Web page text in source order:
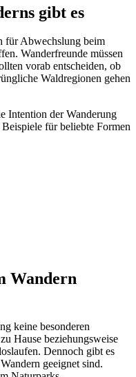
gibt es
für Abwechslung beim
Wanderfreunde müssen
vorab entscheiden, ob
Waldregionen gehen
Intention der Wanderung
für beliebte Formen
Wandern
keine besonderen
Hause beziehungsweise
Dennoch gibt es
geeignet sind.